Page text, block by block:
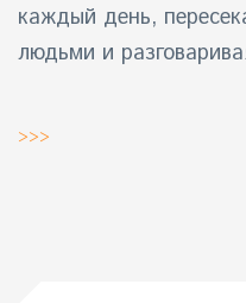
каждый день,
людьми и
>>>